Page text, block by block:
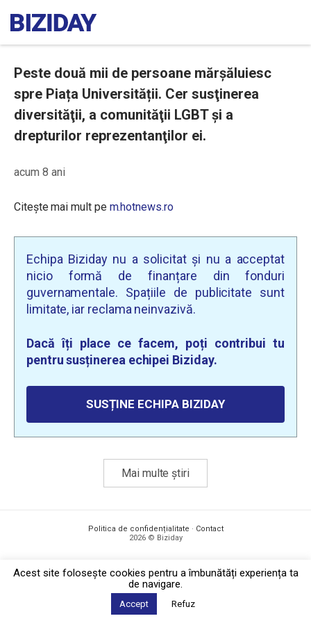
Peste două mii de persoane mărșăluiesc
spre Piața Universității. Cer susţinerea
diversităţii, a comunităţii LGBT şi a
drepturilor reprezentanţilor ei.
acum 8 ani
Citește mai mult pe m.hotnews.ro
Echipa Biziday nu a solicitat și nu a acceptat
nicio formă de finanțare din fonduri
guvernamentale. Spațiile de publicitate sunt
limitate, iar reclama neinvazivă.
Dacă îți place ce facem, poți contribui tu
pentru susținerea echipei Biziday.
SUSȚINE ECHIPA BIZIDAY
Mai multe știri
Politica de confidențialitate · Contact
2026 © Biziday
Acest site foloseşte cookies pentru a îmbunătăți experiența ta
de navigare.
Accept Refuz